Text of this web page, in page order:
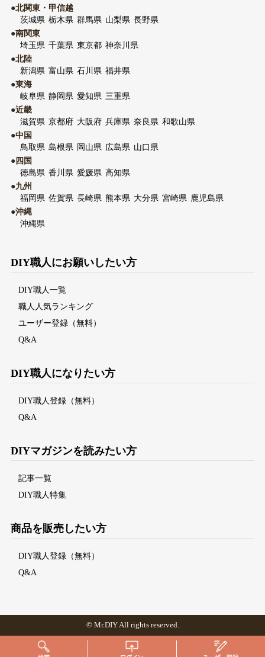
●北関東・甲信越
茨城県 栃木県 群馬県 山梨県 長野県
●南関東
埼玉県 千葉県 東京都 神奈川県
●北陸
新潟県 富山県 石川県 福井県
●東海
岐阜県 静岡県 愛知県 三重県
●近畿
滋賀県 京都府 大阪府 兵庫県 奈良県 和歌山県
●中国
鳥取県 島根県 岡山県 広島県 山口県
●四国
徳島県 香川県 愛媛県 高知県
●九州
福岡県 佐賀県 長崎県 熊本県 大分県 宮崎県 鹿児島県
●沖縄
沖縄県
DIY職人にお願いしたい方
DIY職人一覧
職人人気ランキング
ユーザー登録（無料）
Q&A
DIY職人になりたい方
DIY職人登録（無料）
Q&A
DIYマガジンを読みたい方
記事一覧
DIY職人特集
商品を販売したい方
DIY職人登録（無料）
Q&A
© Mr.DIY All rights reserved.